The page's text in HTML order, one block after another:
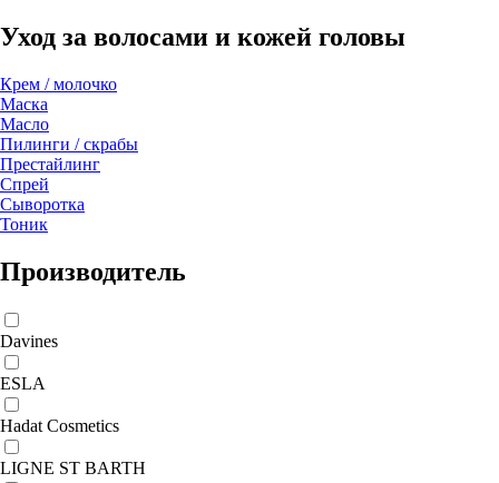
Уход за волосами и кожей головы
Крем / молочко
Маска
Масло
Пилинги / скрабы
Престайлинг
Спрей
Сыворотка
Тоник
Производитель
Davines
ESLA
Hadat Сosmetics
LIGNE ST BARTH